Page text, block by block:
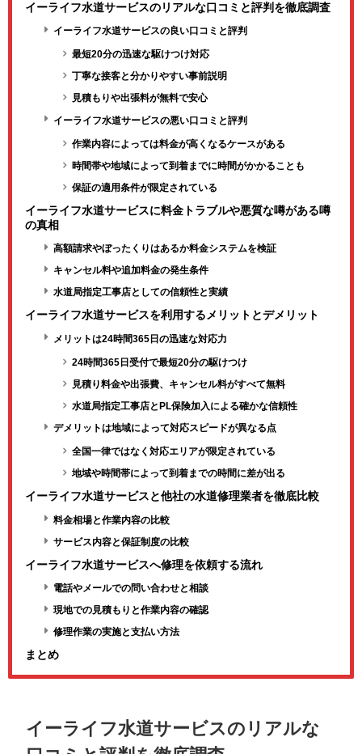
イーライフ水道サービスのリアルな口コミと評判を徹底調査
イーライフ水道サービスの良い口コミと評判
最短20分の迅速な駆けつけ対応
丁寧な接客と分かりやすい事前説明
見積もりや出張料が無料で安心
イーライフ水道サービスの悪い口コミと評判
作業内容によっては料金が高くなるケースがある
時間帯や地域によって到着までに時間がかかることも
保証の適用条件が限定されている
イーライフ水道サービスに料金トラブルや悪質な噂がある噂
の真相
高額請求やぼったくりはあるか料金システムを検証
キャンセル料や追加料金の発生条件
水道局指定工事店としての信頼性と実績
イーライフ水道サービスを利用するメリットとデメリット
メリットは24時間365日の迅速な対応力
24時間365日受付で最短20分の駆けつけ
見積り料金や出張費、キャンセル料がすべて無料
水道局指定工事店とPL保険加入による確かな信頼性
デメリットは地域によって対応スピードが異なる点
全国一律ではなく対応エリアが限定されている
地域や時間帯によって到着までの時間に差が出る
イーライフ水道サービスと他社の水道修理業者を徹底比較
料金相場と作業内容の比較
サービス内容と保証制度の比較
イーライフ水道サービスへ修理を依頼する流れ
電話やメールでの問い合わせと相談
現地での見積もりと作業内容の確認
修理作業の実施と支払い方法
まとめ
イーライフ水道サービスのリアルな